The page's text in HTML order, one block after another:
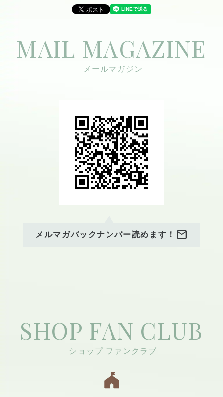
MAIL MAGAZINE
メルマガバックナンバー読めます！ mail
SHOP FAN CLUB